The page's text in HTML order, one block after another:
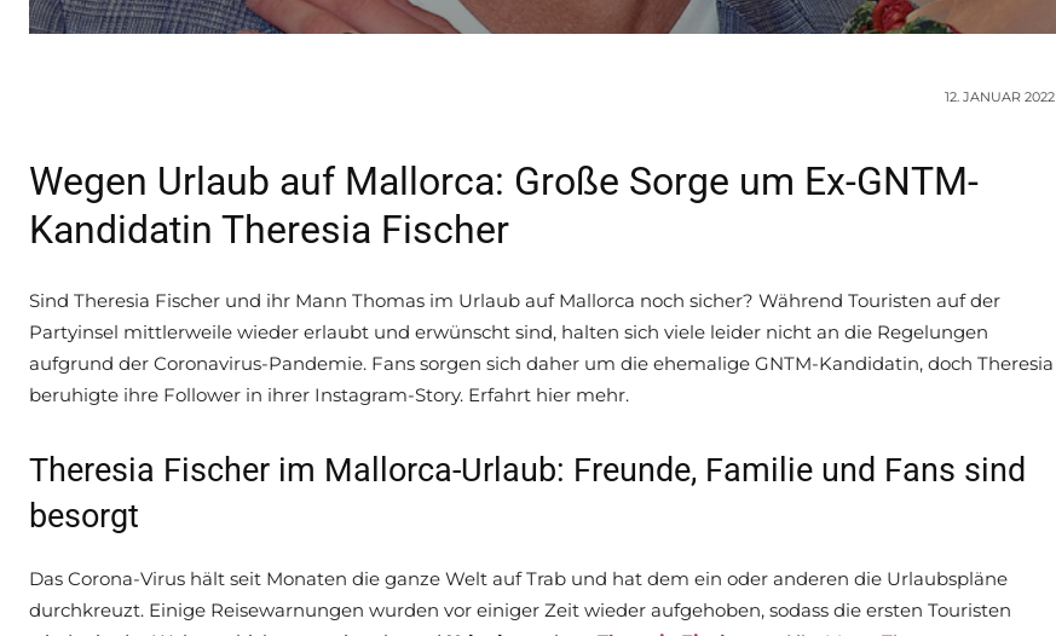
12. JANUAR 2022
Wegen Urlaub auf Mallorca: Große Sorge um Ex-GNTM-
Kandidatin Theresia Fischer
Sind Theresia Fischer und ihr Mann Thomas im Urlaub auf Mallorca noch sicher? Während Touristen auf der
Partyinsel mittlerweile wieder erlaubt und erwünscht sind, halten sich viele leider nicht an die Regelungen
aufgrund der Coronavirus-Pandemie. Fans sorgen sich daher um die ehemalige GNTM-Kandidatin, doch Theresia
beruhigte ihre Follower in ihrer Instagram-Story. Erfahrt hier mehr.
Theresia Fischer im Mallorca-Urlaub: Freunde, Familie und Fans sind
besorgt
Das Corona-Virus hält seit Monaten die ganze Welt auf Trab und hat dem ein oder anderen die Urlaubspläne
durchkreuzt. Einige Reisewarnungen wurden vor einiger Zeit wieder aufgehoben, sodass die ersten Touristen